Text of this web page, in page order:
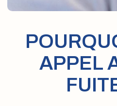
APPEL